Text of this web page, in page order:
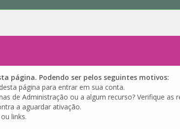
página. Podendo ser pelos seguintes motivos:
página para entrar em sua conta.
de Administração ou a algum recurso? Verifique
a aguardar ativação.
links.